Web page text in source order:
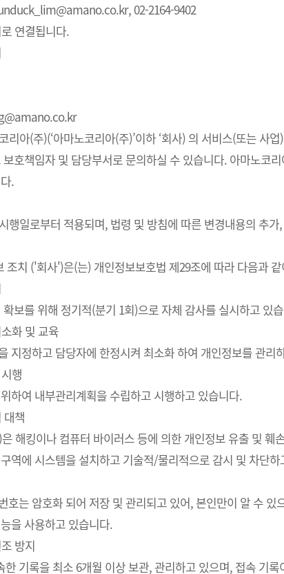
02-2164-9402
연결됩니다.
아(주)(‘아마노코리아(주)’이하 ‘회사) 의 서비스(또는 사
호책임자 및 담당부서로 문의하실 수 있습니다. 아마노코
.
일로부터 적용되며, 법령 및 방침에 따른 변경내용의 추
조치 ('회사')은(는) 개인정보보호법 제29조에 따라 다음과
보를 위해 정기적(분기 1회)으로 자체 감사를 실시하고 있
화 및 교육
지정하고 담당자에 한정시켜 최소화 하여 개인정보를 관리
행
하여 내부관리계획을 수립하고 시행하고 있습니다.
대책
해킹이나 컴퓨터 바이러스 등에 의한 개인정보 유출 및 훼
역에 시스템을 설치하고 기술적/물리적으로 감시 및 차단하
호는 암호화 되어 저장 및 관리되고 있어, 본인만이 알 수
을 사용하고 있습니다.
방지
기록을 최소 6개월 이상 보관, 관리하고 있으며, 접속 기